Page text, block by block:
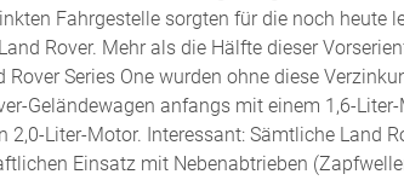
Fahrgestelle sorgten für die noch heute
Rover. Mehr als die Hälfte dieser
Rover Series One wurden ohne diese
Geländewagen anfangs mit einem 1,6-
2,0-Liter-Motor. Interessant: Sämtliche Land
Einsatz mit Nebenabtrieben